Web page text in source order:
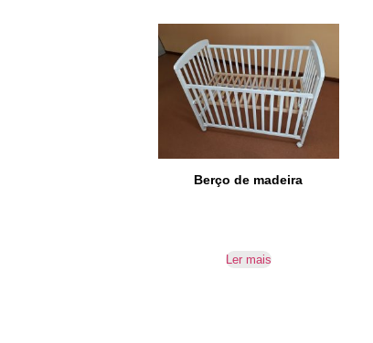
Berço de madeira
Ler mais